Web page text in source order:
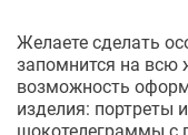
Желаете сделать
запомнится на всю
возможность
изделия: портреты
шокотелеграммы с